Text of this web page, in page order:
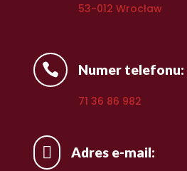
53-012 Wrocław
 Numer telefonu:
71 36 86 982
 Adres e-mail: